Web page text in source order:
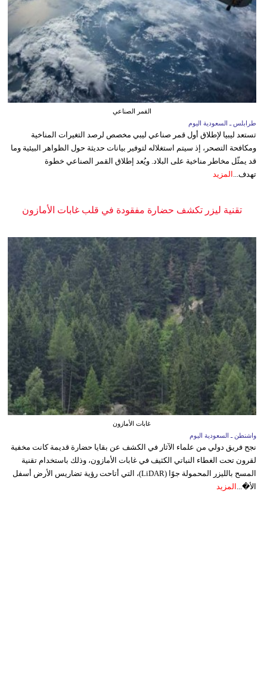
القمر الصناعي
طرابلس ـ السعودية اليوم
تستعد ليبيا لإطلاق أول قمر صناعي ليبي مخصص لرصد التغيرات المناخية
ومكافحة التصحر، إذ سيتم استغلاله لتوفير بيانات حديثة حول الظواهر البيئية وما
قد يمثّل مخاطر مناخية على البلاد. ويُعد إطلاق القمر الصناعي خطوة
تهدف... المزيد
تقنية ليزر تكشف حضارة مفقودة في قلب غابات الأمازون
غابات الأمازون
واشنطن ـ السعودية اليوم
نجح فريق دولي من علماء الآثار في الكشف عن بقايا حضارة قديمة كانت مخفية
لقرون تحت الغطاء النباتي الكثيف في غابات الأمازون، وذلك باستخدام تقنية
المسح بالليزر المحمولة جوًا (LiDAR)، التي أتاحت رؤية تضاريس الأرض أسفل
الأ�... المزيد